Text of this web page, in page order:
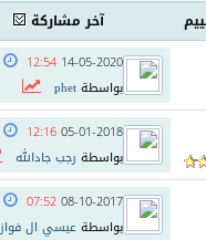
آخر مشاركة
14-05-2020
12:54
بواسطةphet
05-01-2018
12:16
بواسطة رجب جادالله
08-10-2017
07:52
بواسطةعيسي ال فواز